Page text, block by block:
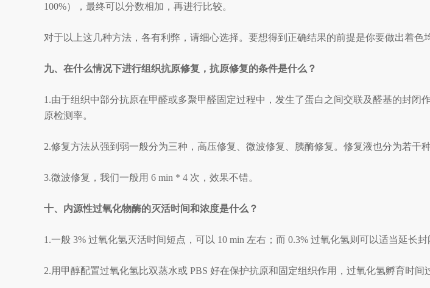
100%），最终可以分数相加，再进行比较。
对于以上这几种方法，各有利弊，请细心选择。要想得到正确结果的前提是你要做出着色
九、在什么情况下进行组织抗原修复，抗原修复的条件是什么？
1.由于组织中部分抗原在甲醛或多聚甲醛固定过程中，发生了蛋白之间交联及醛基的封
原检测率。
2.修复方法从强到弱一般分为三种，高压修复、微波修复、胰酶修复。修复液也分为若干
3.微波修复，我们一般用 6 min * 4 次，效果不错。
十、内源性过氧化物酶的灭活时间和浓度是什么？
1.一般 3% 过氧化氢灭活时间短点，可以 10 min 左右；而 0.3% 过氧化氢则可以适当延长封
2.用甲醇配置过氧化氢比双蒸水或 PBS 好在保护抗原和固定组织作用，过氧化氢孵育时间